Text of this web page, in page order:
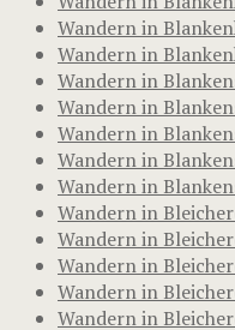
Wandern in
Wandern in
Wandern in
Wandern in
Wandern in
Wandern in
Wandern in
Wandern in
Wandern in
Wandern in
Wandern in
Wandern in